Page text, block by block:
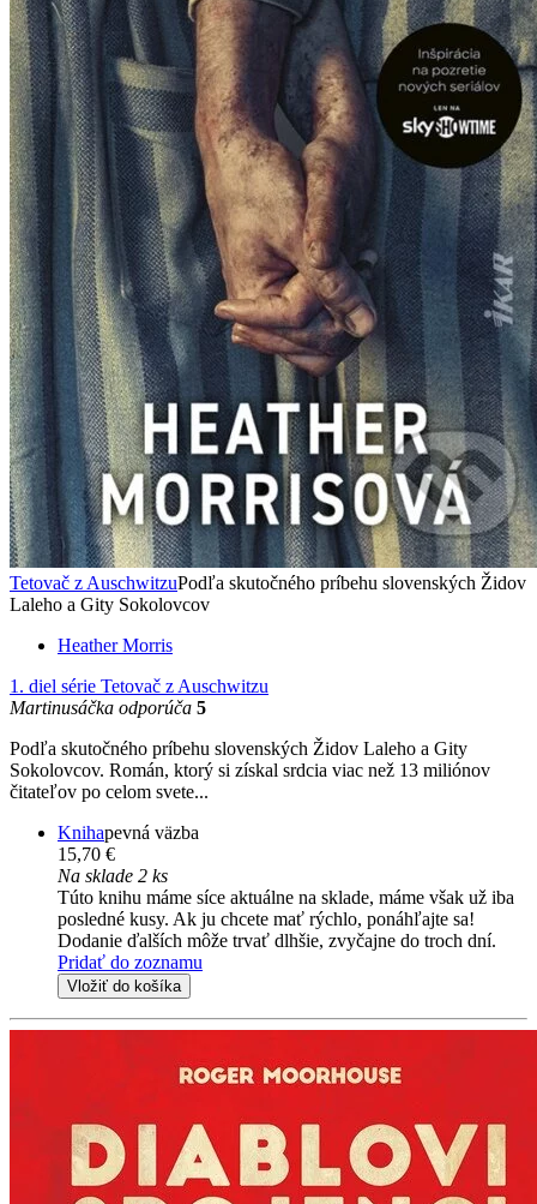
Tetovač z AuschwitzuPodľa skutočného príbehu slovenských Židov
Laleho a Gity Sokolovcov
Heather Morris
1. diel série Tetovač z Auschwitzu
Martinusáčka odporúča 5
Podľa skutočného príbehu slovenských Židov Laleho a Gity
Sokolovcov. Román, ktorý si získal srdcia viac než 13 miliónov
čitateľov po celom svete...
Knihapevná väzba
15,70 €
Na sklade 2 ks
Túto knihu máme síce aktuálne na sklade, máme však už iba
posledné kusy. Ak ju chcete mať rýchlo, ponáhľajte sa!
Dodanie ďalších môže trvať dlhšie, zvyčajne do troch dní.
Pridať do zoznamu
Vložiť do košíka